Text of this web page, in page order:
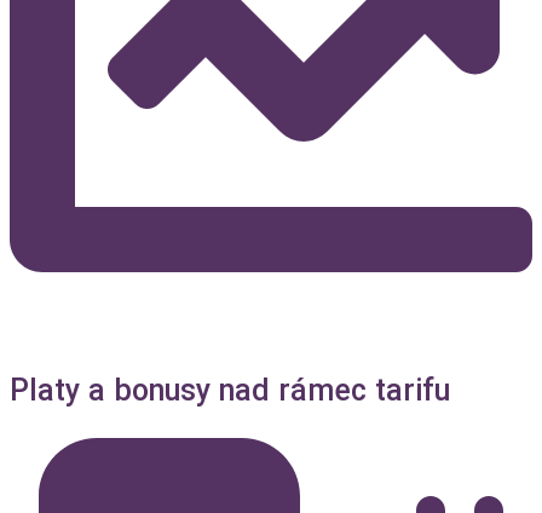
Platy a bonusy nad rámec tarifu